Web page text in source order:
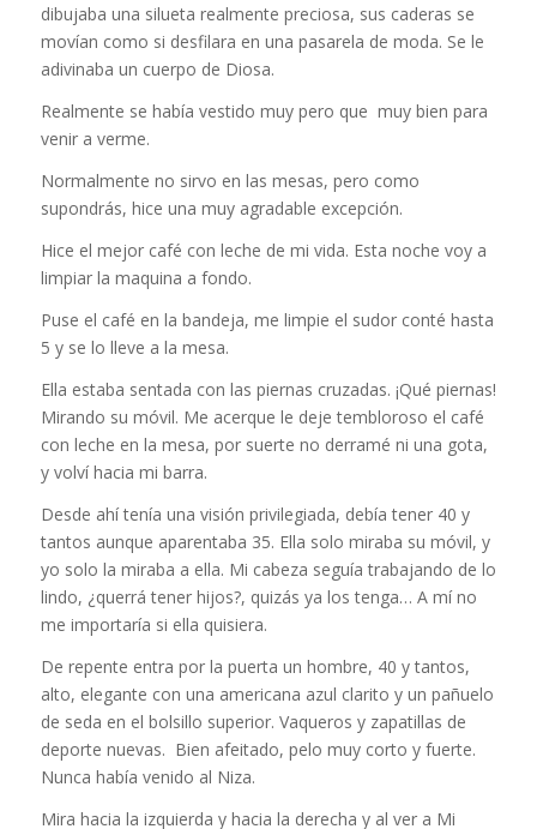
dibujaba una silueta realmente preciosa, sus caderas se
movían como si desfilara en una pasarela de moda. Se le
adivinaba un cuerpo de Diosa.
Realmente se había vestido muy pero que muy bien para
venir a verme.
Normalmente no sirvo en las mesas, pero como
supondrás, hice una muy agradable excepción.
Hice el mejor café con leche de mi vida. Esta noche voy a
limpiar la maquina a fondo.
Puse el café en la bandeja, me limpie el sudor conté hasta
5 y se lo lleve a la mesa.
Ella estaba sentada con las piernas cruzadas. ¡Qué piernas!
Mirando su móvil. Me acerque le deje tembloroso el café
con leche en la mesa, por suerte no derramé ni una gota,
y volví hacia mi barra.
Desde ahí tenía una visión privilegiada, debía tener 40 y
tantos aunque aparentaba 35. Ella solo miraba su móvil, y
yo solo la miraba a ella. Mi cabeza seguía trabajando de lo
lindo, ¿querrá tener hijos?, quizás ya los tenga… A mí no
me importaría si ella quisiera.
De repente entra por la puerta un hombre, 40 y tantos,
alto, elegante con una americana azul clarito y un pañuelo
de seda en el bolsillo superior. Vaqueros y zapatillas de
deporte nuevas. Bien afeitado, pelo muy corto y fuerte.
Nunca había venido al Niza.
Mira hacia la izquierda y hacia la derecha y al ver a Mi